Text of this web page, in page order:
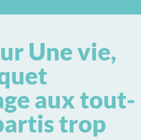
Une vie,
aux tout-
trop